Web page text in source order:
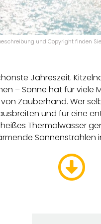
und Copyright finden
Jahreszeit.
– Sonne hat für viele
Zauberhand. Wer
und für eine
Thermalwasser
Sonnenstrahlen